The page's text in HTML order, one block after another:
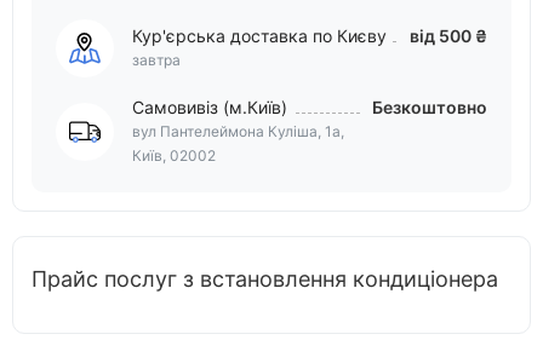
Кур'єрська доставка по Києву
завтра
від 500 ₴
Самовивіз (м.Київ)
вул Пантелеймона Куліша, 1а,
Київ, 02002
Безкоштовно
Прайс послуг з встановлення кондиціонера